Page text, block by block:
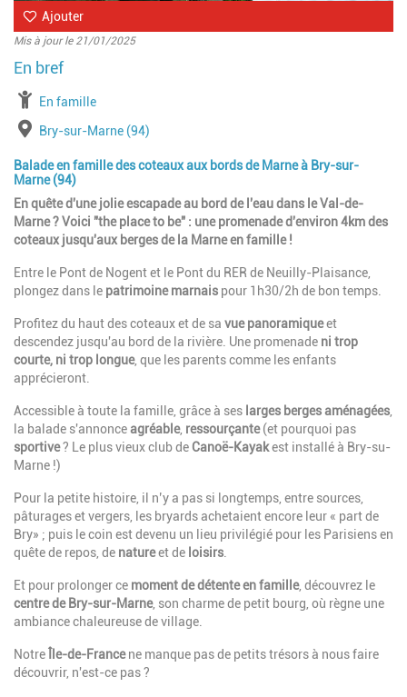
Ajouter
Mis à jour le 21/01/2025
à partir de
En famille
Lieu
Bry-sur-Marne (94)
Balade en famille des coteaux aux bords de Marne à Bry-sur-
Marne (94)
En quête d'une jolie escapade au bord de l'eau dans le Val-de-
Marne ? Voici "the place to be" : une promenade d'environ 4km des
coteaux jusqu'aux berges de la Marne en famille !
Entre le Pont de Nogent et le Pont du RER de Neuilly-Plaisance,
plongez dans le patrimoine marnais pour 1h30/2h de bon temps.
Profitez du haut des coteaux et de sa vue panoramiqueet
descendez jusqu'au bord de la rivière. Une promenade ni trop
courte, ni trop longue, que les parents comme les enfants
apprécieront.
Accessible à toute la famille, grâce à ses larges berges aménagées
la balade s'annonceagréable, ressourçante(et pourquoi pas
sportive? Le plus vieux club deCanoë-Kayakest installé à Bry-su-
Marne !)
Pour la petite histoire, il n’y a pas si longtemps, entre sources,
pâturages et vergers, les bryards achetaient encore leur « part de
Bry» ; puis le coin est devenu un lieu privilégié pour les Parisiens en
quête de repos, de natureet de loisirs
Et pour prolonger ce moment de détente en famille, découvrez le
centre de Bry-sur-Marne, son charme de petit bourg, où règne une
ambiance chaleureuse de village.
Notre Île-de-Francene manque pas de petits trésors à nous faire
découvrir, n'est-ce pas ?